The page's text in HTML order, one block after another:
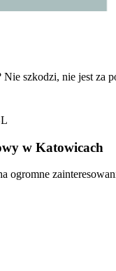
Nie szkodzi, nie jest
w Katowicach
ogromne